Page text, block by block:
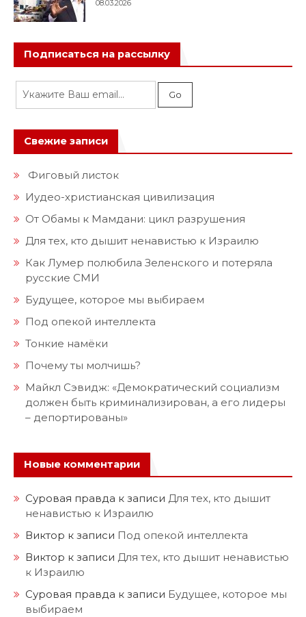
08.03.2026
Подписаться на рассылку
Свежие записи
Фиговый листок
Иудео-христианская цивилизация
От Обамы к Мамдани: цикл разрушения
Для тех, кто дышит ненавистью к Израилю
Как Лумер полюбила Зеленского и потеряла
русские СМИ
Будущее, которое мы выбираем
Под опекой интеллекта
Тонкие намёки
Почему ты молчишь?
Майкл Сэвидж: «Демократический социализм
должен быть криминализирован, а его лидеры
– депортированы»
Новые комментарии
Суровая правда к записи Для тех, кто дышит
ненавистью к Израилю
Виктор к записи Под опекой интеллекта
Виктор к записи Для тех, кто дышит ненавистью
к Израилю
Суровая правда к записи Будущее, которое мы
выбираем